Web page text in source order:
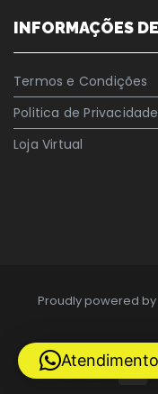
INFORMAÇÕES
Termos e Condições
Politica de Privacidade
Loja Virtual
Proudly powered